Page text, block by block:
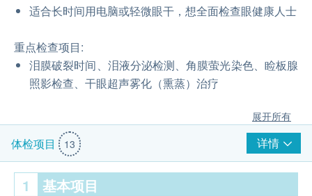
适合长时间用电脑或轻微眼干，想全面检查眼健康人士
重点检查项目:
泪膜破裂时间、泪液分泌检测、角膜萤光染色、睑板腺
照影检查、干眼超声雾化（熏蒸）治疗
展开所有
体检项目 13 详情
1 基本项目